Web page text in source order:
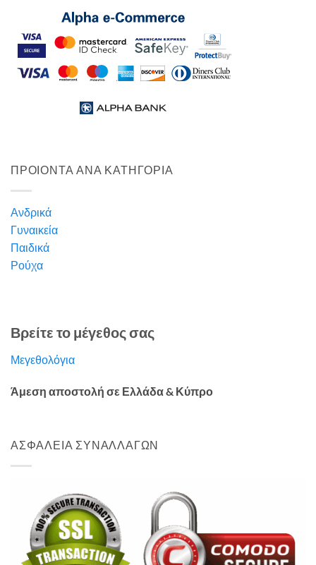
ΠΡΟΙΟΝΤΑ ΑΝΑ ΚΑΤΗΓΟΡΙΑ
Ανδρικά
Γυναικεία
Παιδικά
Ρούχα
Βρείτε το μέγεθος σας
Μεγεθολόγια
Άμεση αποστολή σε Ελλάδα & Κύπρο
ΑΣΦΑΛΕΙΑ ΣΥΝΑΛΛΑΓΩΝ